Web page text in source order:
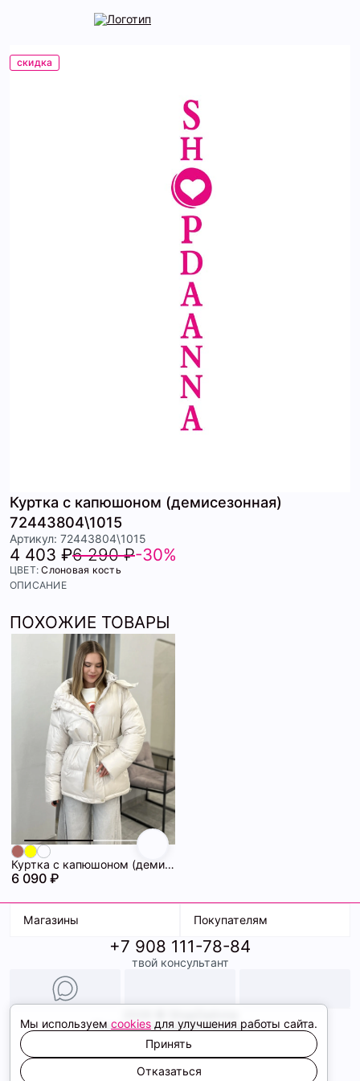
скидка
Куртка с капюшоном (демисезонная)
72443804\1015
Артикул: 72443804\1015
4 403 ₽6 290 ₽-30%
ЦВЕТ:Слоновая кость
ОПИСАНИЕ
ПОХОЖИЕ ТОВАРЫ
Куртка с капюшоном (демисезонная) 72462283\1015
6 090 ₽
Магазины
ТК Терминал
ТРК Континент
Покупателям
Доставка
Условия оплаты
Образы
+7 908 111-78-84
твой консультант
Политика конфиденциальности
Соглашение cookie
Сайт создали
Мы используем cookies для улучшения работы сайта.
Принять
Отказаться